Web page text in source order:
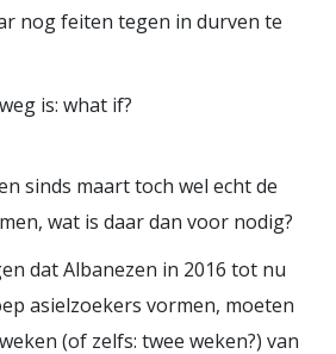
nog feiten tegen in durven te
is: what if?
sinds maart toch wel echt de
wat is daar dan voor nodig?
dat Albanezen in 2016 tot nu
asielzoekers vormen, moeten
(of zelfs: twee weken?) van